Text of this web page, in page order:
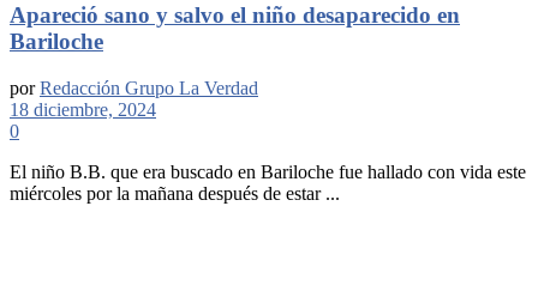
Apareció sano y salvo el niño desaparecido en
Bariloche
por Redacción Grupo La Verdad
18 diciembre, 2024
0
El niño B.B. que era buscado en Bariloche fue hallado con vida este
miércoles por la mañana después de estar ...